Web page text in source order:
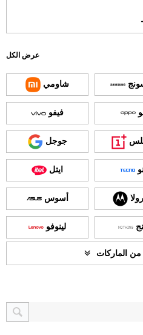
عرض الكل
شاومي
فيفو
جوجل
ايتل
أسوس
لينوفو
الماركات